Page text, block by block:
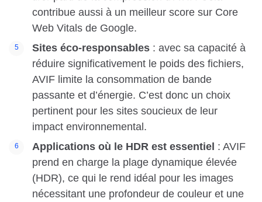
contribue aussi à un meilleur score sur Core
Web Vitals de Google.
Sites éco-responsables : avec sa capacité à
réduire significativement le poids des fichiers,
AVIF limite la consommation de bande
passante et d’énergie. C’est donc un choix
pertinent pour les sites soucieux de leur
impact environnemental.
Applications où le HDR est essentiel : AVIF
prend en charge la plage dynamique élevée
(HDR), ce qui le rend idéal pour les images
nécessitant une profondeur de couleur et une